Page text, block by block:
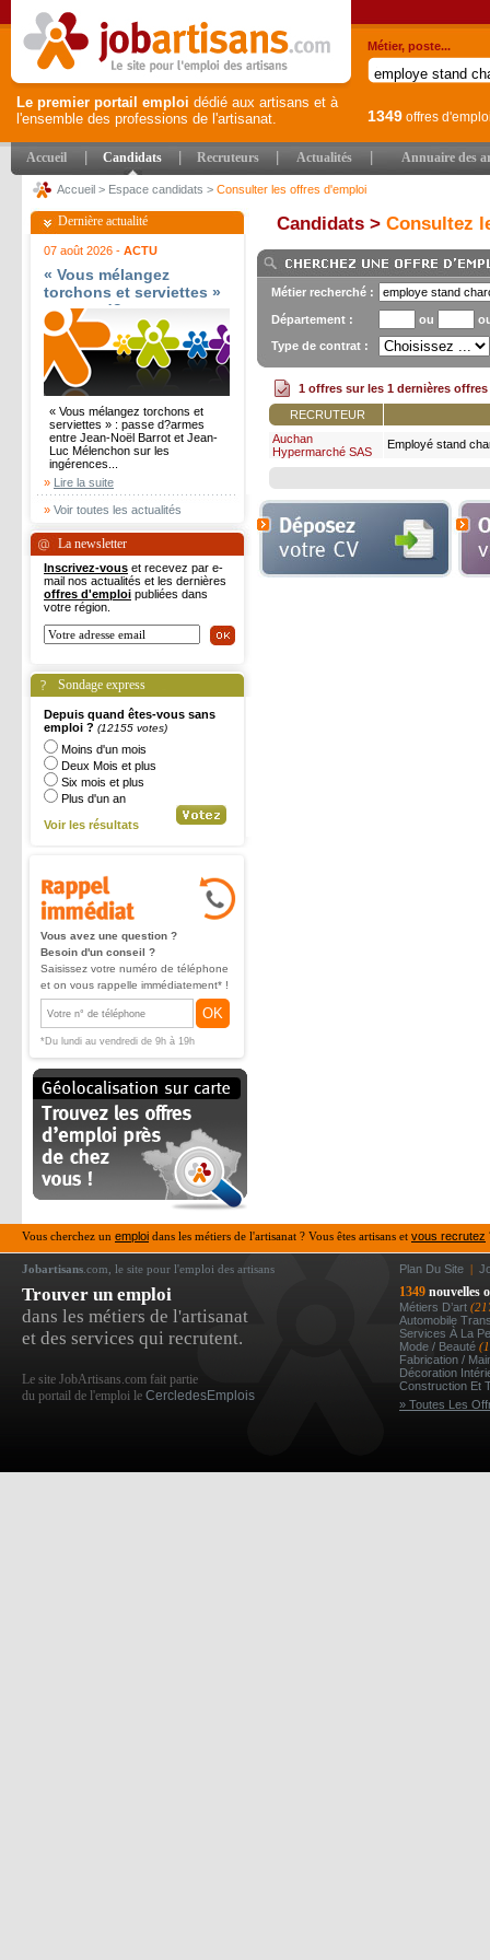
Le premier portail emploi dédié aux artisans et à
l'ensemble des professions de l'artisanat.
Métier, poste...
1349 offres
Accueil Candidats Recruteurs Actualités Annuaire des
Accueil > Espace candidats > Consulter les offres d'emploi
Dernière actualité
07 août 2026 - ACTU
« Vous mélangez
torchons et serviettes »
: passe d?armes entre
Jean-Noël Barrot et
Jean-Luc Mélenchon sur
les ingérences
étrangères - Le Parisien
« Vous mélangez torchons et
serviettes » : passe d?armes
entre Jean-Noël Barrot et Jean-
Luc Mélenchon sur les
ingérences...
» Lire la suite
» Voir toutes les actualités
La newsletter
Inscrivez-vous et recevez par e-
mail nos actualités et les dernières
offres d'emploi publiées dans
votre région.
Sondage express
Depuis quand êtes-vous sans
emploi ? (12155 votes)
Moins d'un mois
Deux Mois et plus
Six mois et plus
Plus d'un an
Voir les résultats
Vous avez une question ?
Besoin d'un conseil ?
Saisissez votre numéro de téléphone
et on vous rappelle immédiatement* !
OK
*Du lundi au vendredi de 9h à 19h
Candidats > Consultez
Métier recherché :
Département : ou
Type de contrat :
1 offres sur les 1 dernières offres
RECRUTEUR
Auchan
Hypermarché SAS
Employé stand
Vous cherchez un emploi dans les métiers de l'artisanat ? Vous êtes artisans et vous recrutez
Jobartisans .com, le site pour l'emploi des artisans Plan Du Site |
Trouver un emploi
dans les métiers de l'artisanat
et des services qui recrutent.
Le site JobArtisans.com fait partie
du portail de l'emploi le CercledesEmplois
1349 nouvelles
Métiers D’art
Automobile
Services À La
Mode / Beauté
Fabrication /
Décoration
Construction Et
» Toutes Les